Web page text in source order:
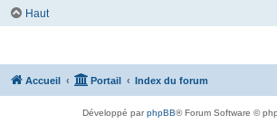
Haut
Accueil Portail Index du forum
Développé parphpBB® Forum Software ©